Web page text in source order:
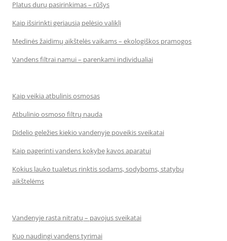
Platus durų pasirinkimas – rūšys
Kaip išsirinkti geriausią pelėsio valiklį
Medinės žaidimų aikštelės vaikams – ekologiškos pramogos
Vandens filtrai namui – parenkami individualiai
Kaip veikia atbulinis osmosas
Atbulinio osmoso filtrų nauda
Didelio geležies kiekio vandenyje poveikis sveikatai
Kaip pagerinti vandens kokybę kavos aparatui
Kokius lauko tualetus rinktis sodams, sodyboms, statybų
aikštelėms
Vandenyje rasta nitratų – pavojus sveikatai
Kuo naudingi vandens tyrimai